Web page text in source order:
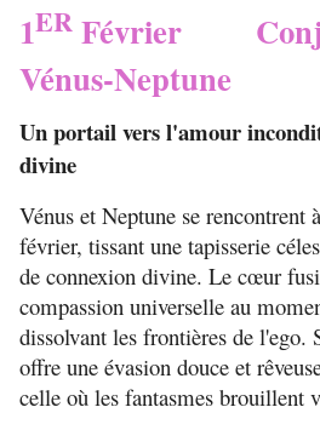
1ER Février
Vénus-Neptune
Un portail vers l'amour
divine
Vénus et Neptune se rencontrent
février, tissant une tapisserie
de connexion divine. Le cœur
compassion universelle au
dissolvant les frontières de l'ego.
offre une évasion douce et
celle où les fantasmes brouillent